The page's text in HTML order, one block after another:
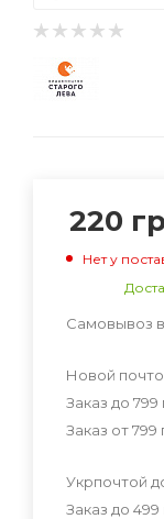
220
Нет у
Самовывоз
Новой
Заказ до 799
Заказ от 799
Укрпочтой
Заказ до 499